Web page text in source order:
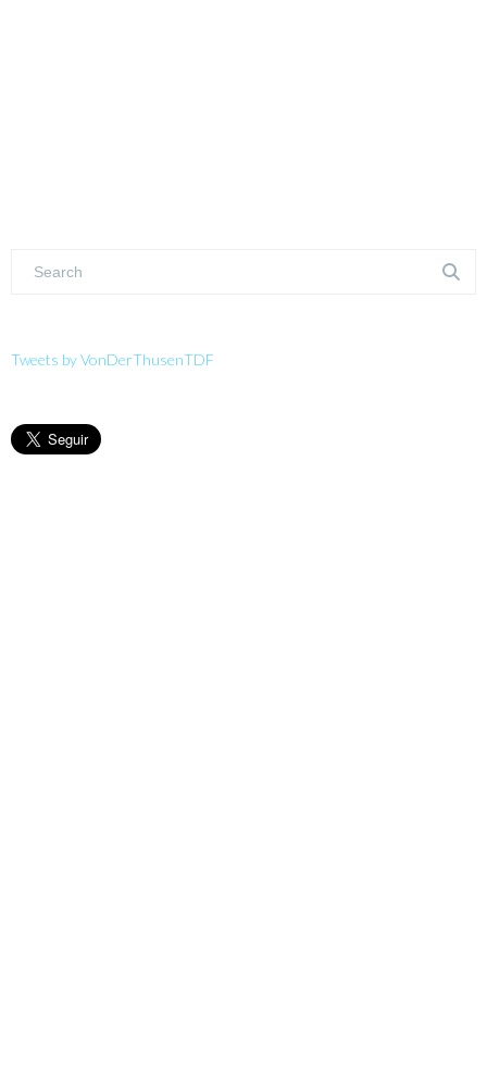
Tweets by VonDerThusenTDF